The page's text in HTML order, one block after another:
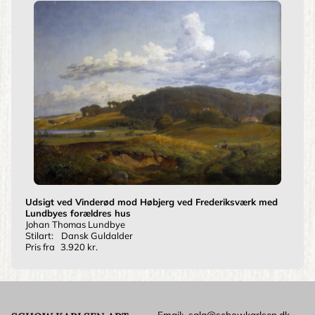
Udsigt ved Vinderød mod Høbjerg ved Frederiksværk med
Lundbyes forældres hus
Johan Thomas Lundbye
Stilart:
Dansk Guldalder
Pris fra 3.920 kr.